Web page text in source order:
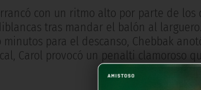
con un ritmo alto por parte de los
tras mandar el balón al
para el descanso, Chebbak
Carol provocó un penalti clamoroso